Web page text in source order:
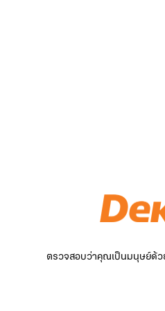
ตรวจสอบว่าคุณเป็นมนุษย์ด้ว